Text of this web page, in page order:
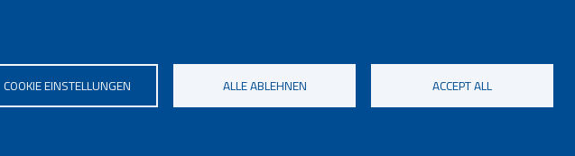
COOKIE EINSTELLUNGEN ALLE ABLEHNEN ACCEPT ALL
Bruneck - Tel. 0474 414121